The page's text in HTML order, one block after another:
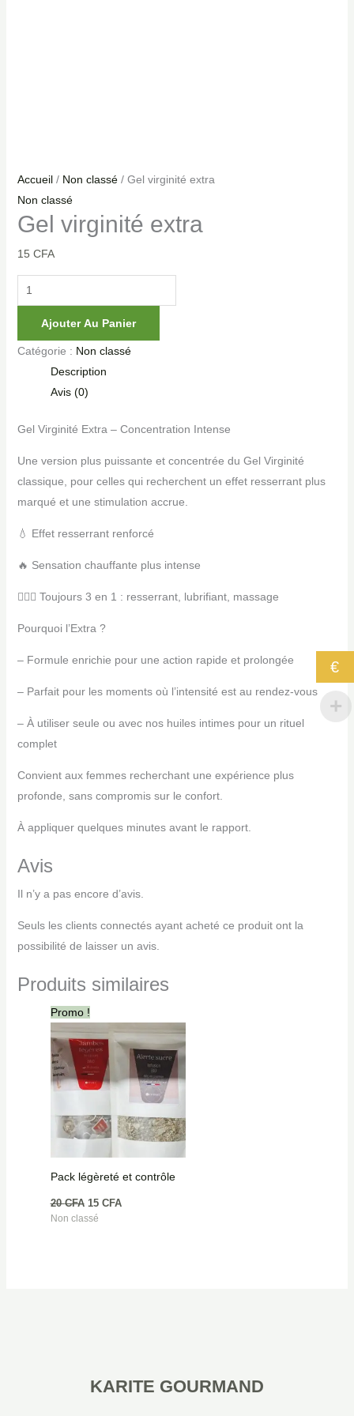
Accueil/ Non classé/ Gel virginité extra
Non classé
Gel virginité extra
15 CFA
Ajouter Au Panier
Catégorie : Non classé
Description
Avis (0)
Gel Virginité Extra – Concentration Intense
Une version plus puissante et concentrée du Gel Virginité
classique, pour celles qui recherchent un effet resserrant plus
marqué et une stimulation accrue.
💧 Effet resserrant renforcé
🔥 Sensation chauffante plus intense
💆🏽‍♀️ Toujours 3 en 1 : resserrant, lubrifiant, massage
Pourquoi l’Extra ?
– Formule enrichie pour une action rapide et prolongée
– Parfait pour les moments où l’intensité est au rendez-vous
– À utiliser seule ou avec nos huiles intimes pour un rituel
complet
Convient aux femmes recherchant une expérience plus
profonde, sans compromis sur le confort.
À appliquer quelques minutes avant le rapport.
Avis
Il n’y a pas encore d’avis.
Seuls les clients connectés ayant acheté ce produit ont la
possibilité de laisser un avis.
Produits similaires
Promo !
Pack légèreté et contrôle
20CFA
Le
prix
initial
était :
20 CFA.
15 CFA
actuel
est :
15 CFA.
Non classé
KARITE GOURMAND
€